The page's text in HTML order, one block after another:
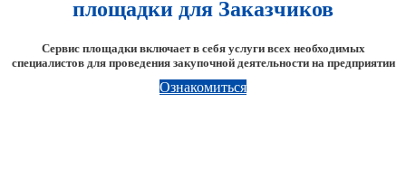
площадки для Заказчиков
Сервис площадки включает в себя услуги всех необходимых
специалистов для проведения закупочной деятельности на предприятии
Ознакомиться